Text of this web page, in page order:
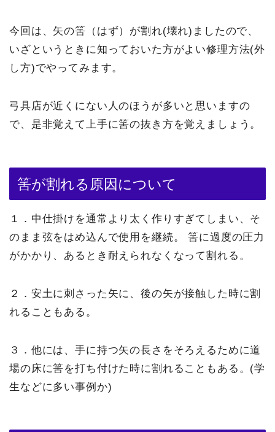
今回は、矢の筈（はず）が割れ(壊れ)ましたので、
いざというときに知っておいた方がよい修理方法(外
し方)でやってみます。
弓具店が近くにない人のほうが多いと思いますの
で、是非覚えて上手に筈の抜き方を覚えましょう。
筈が割れる原因について
１．中仕掛けを通常より太く作りすぎてしまい、そ
のまま弦をはめ込んで使用を継続。
筈に過度の圧力
がかかり、あるとき耐えられなくなって割れる。
２．安土に刺さった矢に、後の矢が接触した時に割
れることもある。
３．他には、手に持つ矢の長さをそろえるために道
場の床に筈を打ち付けた時に割れることもある。(学
生などに多い事例か)